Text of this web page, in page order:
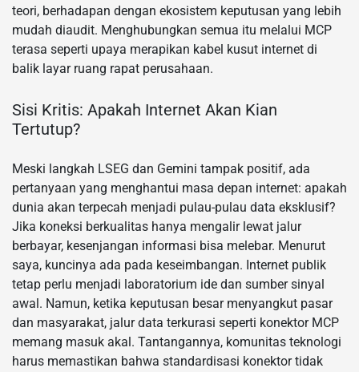
teori, berhadapan dengan ekosistem keputusan yang lebih
mudah diaudit. Menghubungkan semua itu melalui MCP
terasa seperti upaya merapikan kabel kusut internet di
balik layar ruang rapat perusahaan.
Sisi Kritis: Apakah Internet Akan Kian
Tertutup?
Meski langkah LSEG dan Gemini tampak positif, ada
pertanyaan yang menghantui masa depan internet: apakah
dunia akan terpecah menjadi pulau-pulau data eksklusif?
Jika koneksi berkualitas hanya mengalir lewat jalur
berbayar, kesenjangan informasi bisa melebar. Menurut
saya, kuncinya ada pada keseimbangan. Internet publik
tetap perlu menjadi laboratorium ide dan sumber sinyal
awal. Namun, ketika keputusan besar menyangkut pasar
dan masyarakat, jalur data terkurasi seperti konektor MCP
memang masuk akal. Tantangannya, komunitas teknologi
harus memastikan bahwa standardisasi konektor tidak